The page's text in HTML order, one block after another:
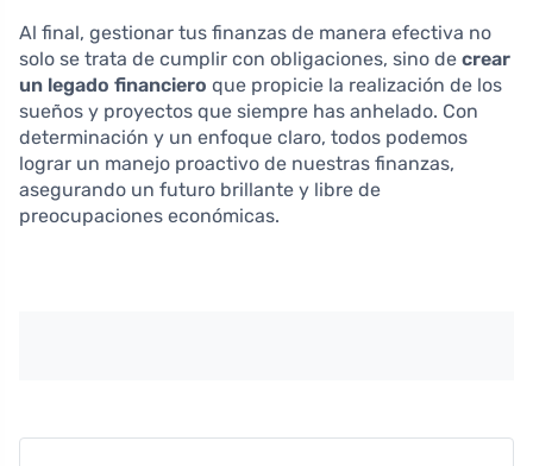
Al final, gestionar tus finanzas de manera efectiva no
solo se trata de cumplir con obligaciones, sino de crear
un legado financiero que propicie la realización de los
sueños y proyectos que siempre has anhelado. Con
determinación y un enfoque claro, todos podemos
lograr un manejo proactivo de nuestras finanzas,
asegurando un futuro brillante y libre de
preocupaciones económicas.